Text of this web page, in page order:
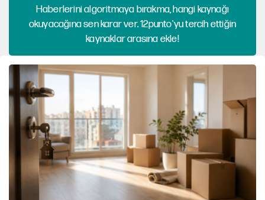
Haberlerini algoritmaya bırakma, hangi kaynağı
okuyacağına sen karar ver. 12punto'yu tercih ettiğin
kaynaklar arasına ekle!